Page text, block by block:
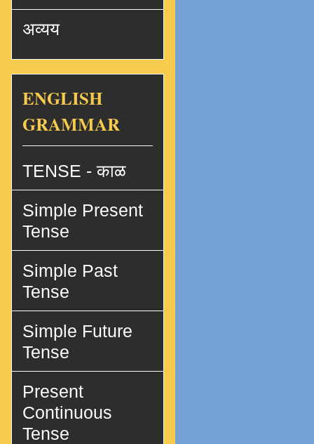
अव्यय
ENGLISH
GRAMMAR
TENSE - काळ
Simple Present
Tense
Simple Past
Tense
Simple Future
Tense
Present
Continuous
Tense